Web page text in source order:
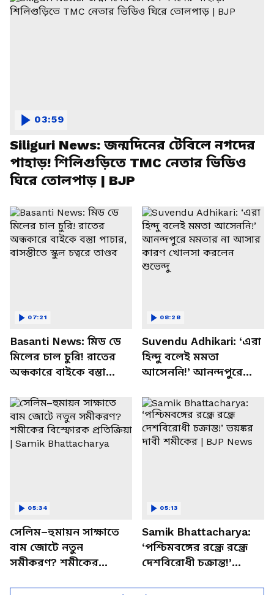
Siliguri News: জন্মদিনের টেবিলে নগদের
পাহাড়! শিলিগুড়িতে TMC নেতার ভিডিও
ঘিরে তোলপাড় | BJP
03:59
Basanti News: মিড ডে
মিলের চাল চুরি! রাতের
অন্ধকারে বাইকে বস্তা
চত্বরে তাণ্ডব
07:21
Suvendu Adhikari: ‘এরা
হিন্দু বলেই মমতা
আসেননি!’ আনন্দপুরে
খোলসা করলেন শুভেন্দু
08:28
সেলিম–হুমায়ন সাক্ষাতে
বাম জোটে নতুন
সমীকরণ? শমীকের
05:34
Samik Bhattacharya:
‘পশ্চিমবঙ্গের রন্ধ্রে রন্ধ্রে
দেশবিরোধী চক্রান্ত!’
05:13